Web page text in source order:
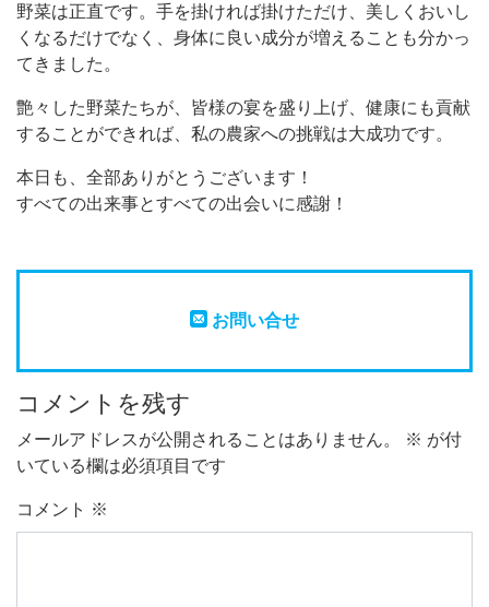
野菜は正直です。手を掛ければ掛けただけ、美しくおいし
くなるだけでなく、身体に良い成分が増えることも分かっ
てきました。
艶々した野菜たちが、皆様の宴を盛り上げ、健康にも貢献
することができれば、私の農家への挑戦は大成功です。
本日も、全部ありがとうございます！
すべての出来事とすべての出会いに感謝！
お問い合せ
コメントを残す
メールアドレスが公開されることはありません。 ※ が付
いている欄は必須項目です
コメント ※